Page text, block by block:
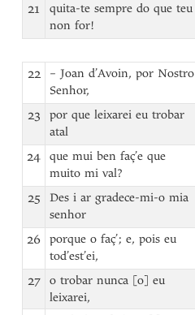
21
quita-te sempre do que teu
non for!
22
– Joan d’Avoin, por Nostro
Senhor,
23
por que leixarei eu trobar
atal
24
que mui ben faç’e que
muito mi val?
25
Des i ar gradece-mi-o mia
senhor
26
porque o faç’; e, pois eu
tod’est’ei,
27
o trobar nunca [o] eu
leixarei,